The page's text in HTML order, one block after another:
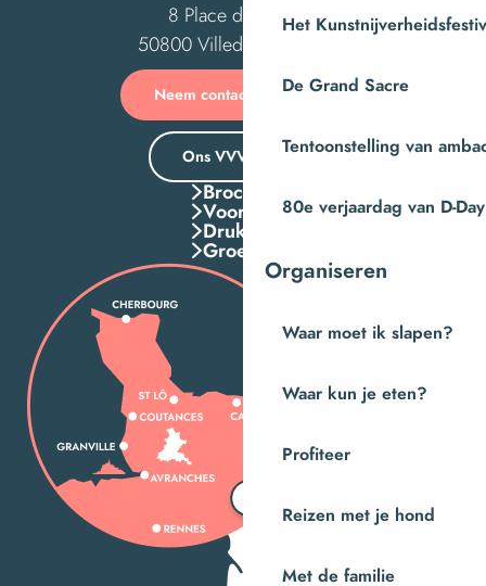
Het
De Grand Sacre
Tentoonstelling van
80e verjaardag van D-Day
Organiseren
Waar moet ik slapen?
Waar kun je eten?
Profiteer
Reizen met je hond
Met de familie
8 Place des Costils
50800 Villedieu-les-Poêles
Neem contact met ons op
Ons VVV-kantoor
Brochures
Voordelen
Druk Op
Groepen